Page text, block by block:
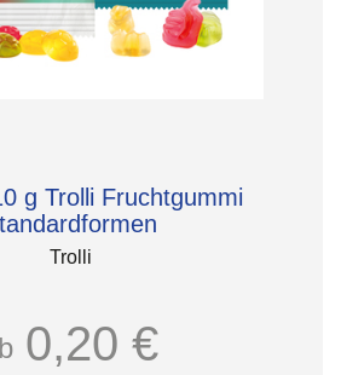
g Trolli Fruchtgummi
Trolli
0,20 €